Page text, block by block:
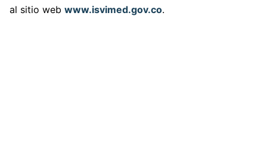
al sitio web www.isvimed.gov.co.